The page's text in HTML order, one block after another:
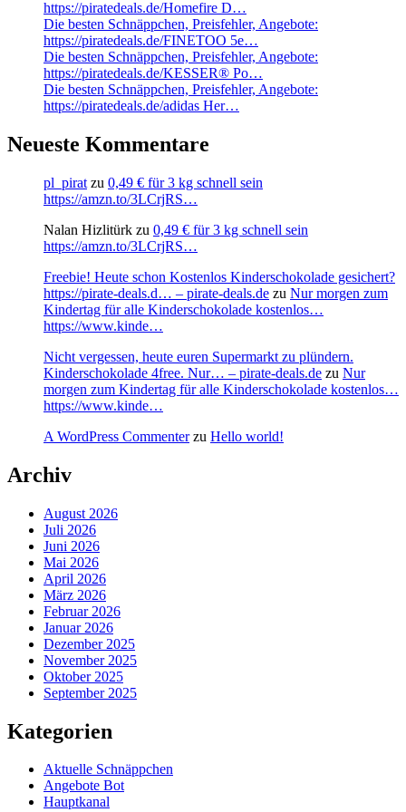
https://piratedeals.de/Homefire D…
Die besten Schnäppchen, Preisfehler, Angebote:
https://piratedeals.de/FINETOO 5e…
Die besten Schnäppchen, Preisfehler, Angebote:
https://piratedeals.de/KESSER® Po…
Die besten Schnäppchen, Preisfehler, Angebote:
https://piratedeals.de/adidas Her…
Neueste Kommentare
pl_pirat zu 0,49 € für 3 kg schnell sein
https://amzn.to/3LCrjRS…
Nalan Hizlitürk zu 0,49 € für 3 kg schnell sein
https://amzn.to/3LCrjRS…
Freebie! Heute schon Kostenlos Kinderschokolade gesichert?
https://pirate-deals.d… – pirate-deals.de zu Nur morgen zum
Kindertag für alle Kinderschokolade kostenlos…
https://www.kinde…
Nicht vergessen, heute euren Supermarkt zu plündern.
Kinderschokolade 4free. Nur… – pirate-deals.de zu Nur
morgen zum Kindertag für alle Kinderschokolade kostenlos…
https://www.kinde…
A WordPress Commenterzu Hello world!
Archiv
August 2026
Juli 2026
Juni 2026
Mai 2026
April 2026
März 2026
Februar 2026
Januar 2026
Dezember 2025
November 2025
Oktober 2025
September 2025
Kategorien
Aktuelle Schnäppchen
Angebote Bot
Hauptkanal